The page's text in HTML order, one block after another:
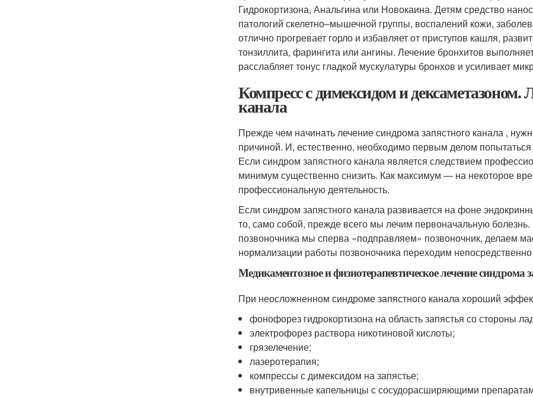
Гидрокортизона, Анальгина или Новокаина. Детям средство
патологий скелетно–мышечной группы, воспалений кожи,
отлично прогревает горло и избавляет от приступов кашля,
тонзиллита, фарингита или ангины. Лечение бронхитов
расслабляет тонус гладкой мускулатуры бронхов и усиливает
Компресс с димексидом и дексаметазоном.
канала
Прежде чем начинать лечение синдрома запястного канала ,
причиной. И, естественно, необходимо первым делом попытаться
Если синдром запястного канала является следствием
минимум существенно снизить. Как максимум — на некоторое
профессиональную деятельность.
Если синдром запястного канала развивается на фоне
то, само собой, прежде всего мы лечим первоначальную
позвоночника мы сперва «подправляем» позвоночник, делаем
нормализации работы позвоночника переходим
Медикаментозное и физиотерапевтическое лечение синдрома
При неосложненном синдроме запястного канала хороший
фонофорез гидрокортизона на область запястья со стороны
электрофорез раствора никотиновой кислоты;
грязелечение;
лазеротерапия;
компрессы с димексидом на запястье;
внутривенные капельницы с сосудорасширяющими